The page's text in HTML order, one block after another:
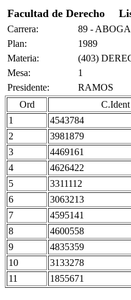
Facultad de Derecho
Carrera:
89 -
Plan:
1989
Materia:
(403)
Mesa:
1
Presidente:
RAMOS
Ord
C.Ident
1
4543784
2 3981879
3 4469161
4 4626422
5 3311112
6 3063213
7 4595141
8 4600558
9 4835359
10 3133278
11 1855671